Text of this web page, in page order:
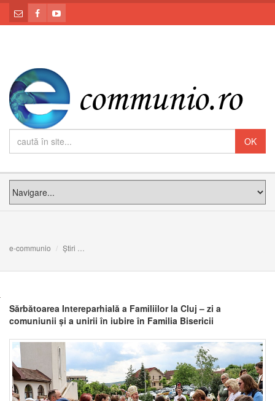
e-communio Știri
Sărbătoarea Intereparhială a Familiilor la Cluj – zi a
comuniunii și a unirii în iubire în Familia Bisericii